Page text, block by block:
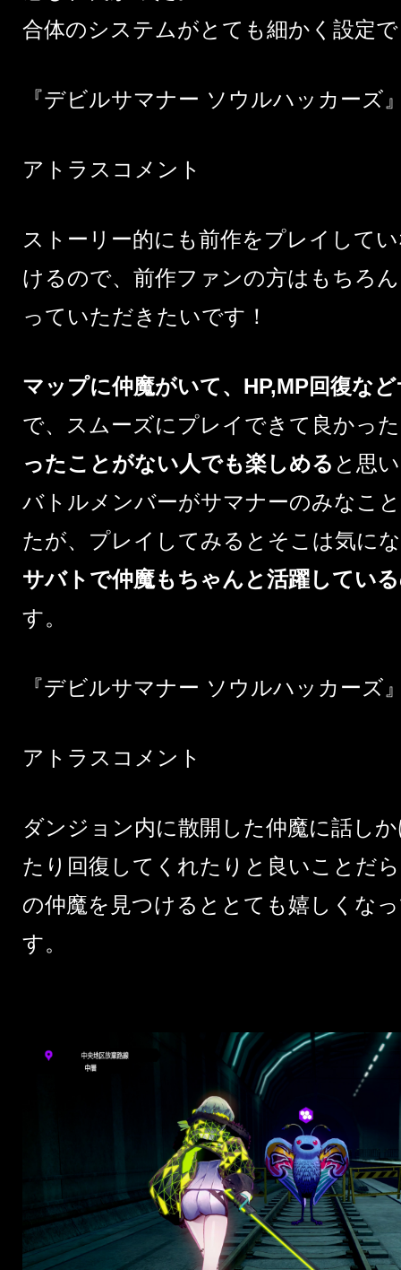
合体のシステムがとても細かく設定
『デビルサマナー ソウルハッカーズ
アトラスコメント
ストーリー的にも前作をプレイして
けるので、前作ファンの方はもちろ
っていただきたいです！
マップに仲魔がいて、HP,MP回復な
で、スムーズにプレイできて良かっ
ったことがない人でも楽しめる と思
バトルメンバーがサマナーのみなこ
たが、プレイしてみるとそこは気に
サバトで仲魔もちゃんと活躍している
す。
『デビルサマナー ソウルハッカーズ
アトラスコメント
ダンジョン内に散開した仲魔に話し
たり回復してくれたりと良いことだ
の仲魔を見つけるととても嬉しくな
す。